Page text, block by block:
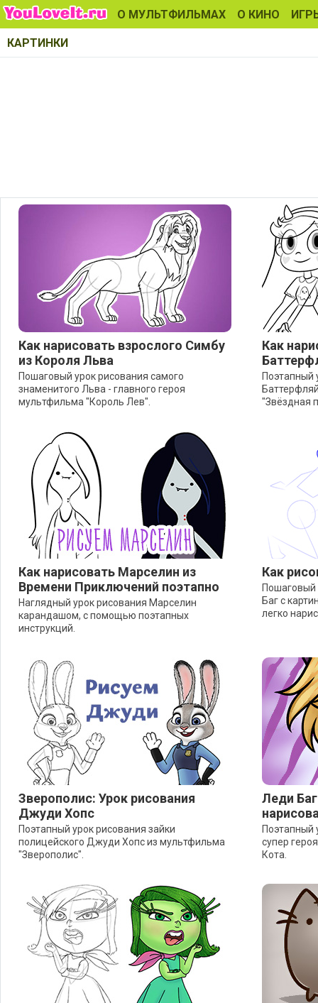
О МУЛЬТФИЛЬМАХ О КИНО
КАРТИНКИ
Как нарисовать взрослого Симбу
из Короля Льва
Пошаговый урок рисования самого
знаменитого Льва - главного героя
мультфильма "Король Лев".
Как
Поэтапный
"Звёздная
Как нарисовать Марселин из
Времени Приключений поэтапно
Наглядный урок рисования Марселин
карандашом, с помощью поэтапных
инструкций.
Как
Пошаговый
Баг с
легко
Зверополис: Урок рисования
Джуди Хопс
Поэтапный урок рисования зайки
полицейского Джуди Хопс из мультфильма
"Зверополис".
Леди
Поэтапный
супер
Кота.